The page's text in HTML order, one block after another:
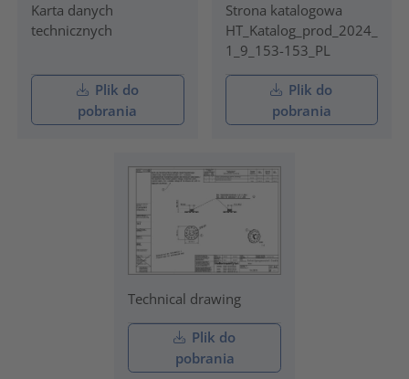
Karta danych
technicznych
Plik do
pobrania
Strona katalogowa
HT_Katalog_prod_2024_
1_9_153-153_PL
Plik do
pobrania
Technical drawing
Plik do
pobrania